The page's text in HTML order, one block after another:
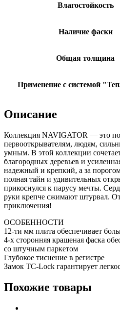
Влагостойкость
Наличие фаски
Общая толщина
Применение с системой
Описание
Коллекция NAVIGATOR — это
первооткрывателям, людям,
умным. В этой коллекции
благородных деревьев и
надежный и крепкий, а за
полная тайн и удивительных
прикоснулся к парусу мечты.
руки крепче сжимают штурвал.
приключения!
ОСОБЕННОСТИ
12-ти мм плита обеспечивает
4-х сторонняя крашеная фаска
со штучным паркетом
Глубокое тиснение в регистре
Замок TC-Lock гарантирует
Похожие товары